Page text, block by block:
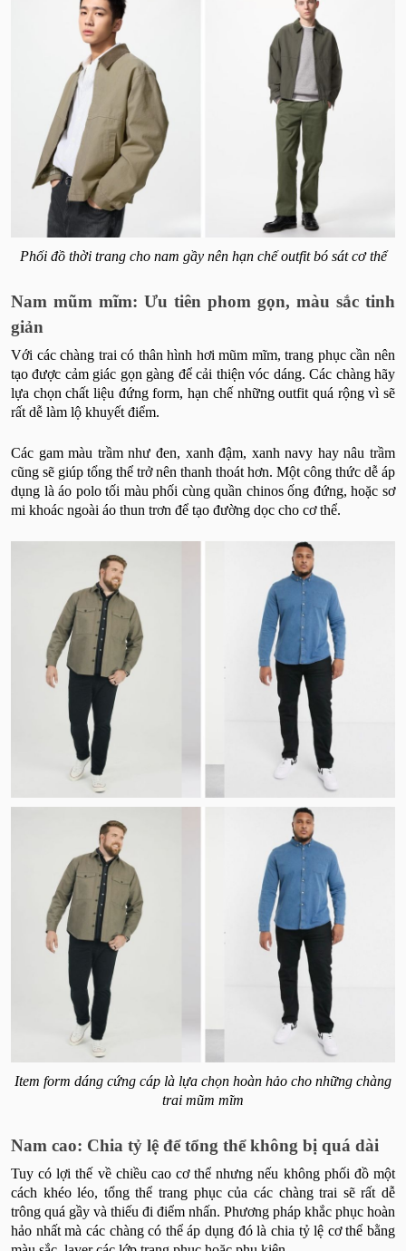
Phối đồ thời trang cho nam gầy nên hạn chế outfit bó sát cơ thể
Nam mũm mĩm: Ưu tiên phom gọn, màu sắc tinh
giản
Với các chàng trai có thân hình hơi mũm mĩm, trang phục cần nên
tạo được cảm giác gọn gàng để cải thiện vóc dáng. Các chàng hãy
lựa chọn chất liệu đứng form, hạn chế những outfit quá rộng vì sẽ
rất dễ làm lộ khuyết điểm.
Các gam màu trầm như đen, xanh đậm, xanh navy hay nâu trầm
cũng sẽ giúp tổng thể trở nên thanh thoát hơn. Một công thức dễ áp
dụng là áo polo tối màu phối cùng quần chinos ống đứng, hoặc sơ
mi khoác ngoài áo thun trơn để tạo đường dọc cho cơ thể.
Item form dáng cứng cáp là lựa chọn hoàn hảo cho những chàng
trai mũm mĩm
Nam cao: Chia tỷ lệ để tổng thể không bị quá dài
Tuy có lợi thế về chiều cao cơ thể nhưng nếu không phối đồ một
cách khéo léo, tổng thể trang phục của các chàng trai sẽ rất dễ
trông quá gầy và thiếu đi điểm nhấn. Phương pháp khắc phục hoàn
hảo nhất mà các chàng có thể áp dụng đó là chia tỷ lệ cơ thể bằng